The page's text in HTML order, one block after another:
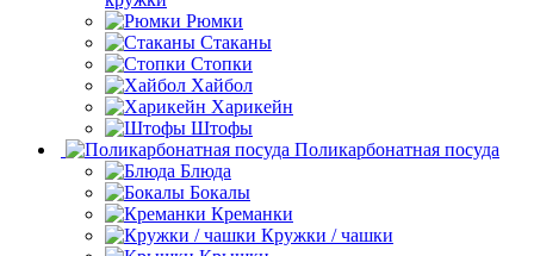
Рюмки
Стаканы
Стопки
Хайбол
Харикейн
Штофы
Поликарбонатная посуда
Блюда
Бокалы
Креманки
Кружки / чашки